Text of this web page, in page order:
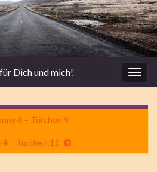
Dich und mich!
4 – Türchen 9
4 – Türchen 11